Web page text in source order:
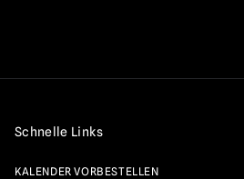
Schnelle Links
KALENDER VORBESTELLEN